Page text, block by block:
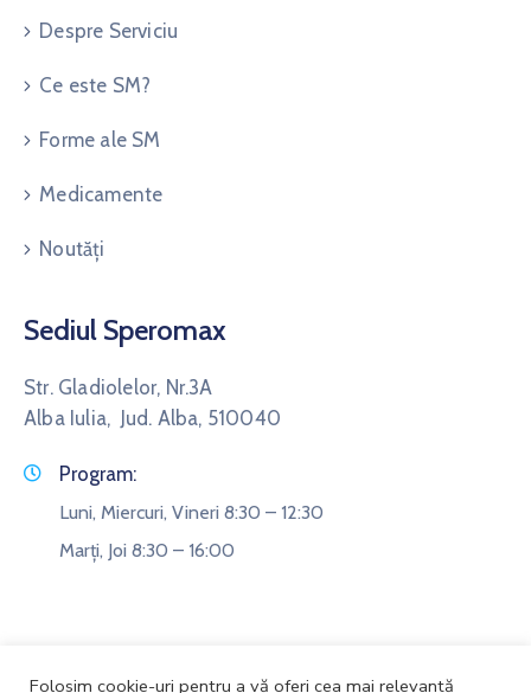
Despre Serviciu
Ce este SM?
Forme ale SM
Medicamente
Noutăți
Sediul Speromax
Str. Gladiolelor, Nr.3A
Alba Iulia, Jud. Alba, 510040
Program:
Luni, Miercuri, Vineri 8:30 – 12:30
Marți, Joi 8:30 – 16:00
Folosim cookie-uri pentru a vă oferi cea mai relevantă